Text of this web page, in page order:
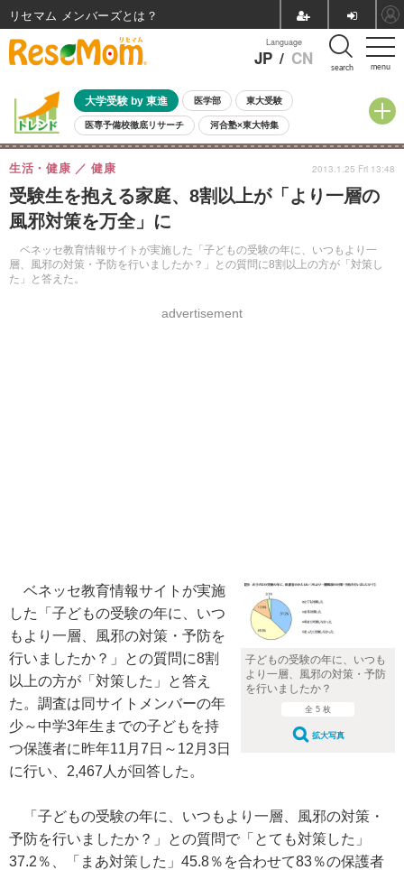
menu
Language
JP / CN search
大学受験 by 東進 医学部 東大受験
医専予備校徹底リサーチ 河合塾×東大特集
親子で考える大学選び 高校受験 中学受験 小学校受験
共通テスト 夏休み
8月開催イベント・WS 全国公立高校 過去問 人気記事
自由研究教材（小学生向け） 自由研究教材（中学生向け）
受験生を抱える家庭、8割以上が「より一層の
風邪対策を万全」に
ベネッセ教育情報サイトが実施した「子どもの受験の年に、いつもより一
層、風邪の対策・予防を行いましたか？」との質問に8割以上の方が「対策し
た」と答えた。
生活・健康 健康
advertisement
2013.1.25 Fri 13:48
子どもの受験の年に、いつも
より一層、風邪の対策・予防
を行いましたか？
全 5 枚
拡大写真
ベネッセ教育情報サイトが実施
した「子どもの受験の年に、いつ
もより一層、風邪の対策・予防を
行いましたか？」との質問に8割
以上の方が「対策した」と答え
た。調査は同サイトメンバーの年
少～中学3年生までの子どもを持
つ保護者に昨年11月7日～12月3日
に行い、2,467人が回答した。
「子どもの受験の年に、いつもより一層、風邪の対策・
予防を行いましたか？」との質問で「とても対策した」
37.2％、「まあ対策した」45.8％を合わせて83％の保護者
リセマム メンバーズ